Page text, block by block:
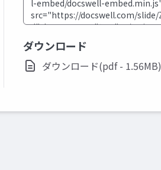
ダウンロード
ダウンロード(pdf - 1.56MB)